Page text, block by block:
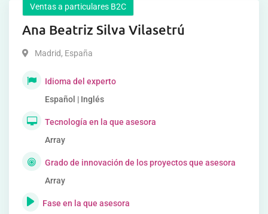
Ventas a particulares B2C
Ana Beatriz Silva Vilasetrú
Madrid, España
Idioma del experto
Español | Inglés
Tecnología en la que asesora
Array
Grado de innovación de los proyectos que asesora
Array
Fase en la que asesora